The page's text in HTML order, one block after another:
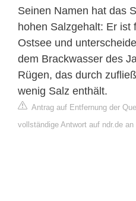
Seinen Namen hat das
hohen Salzgehalt: Er ist
Ostsee und
dem Brackwasser des
Rügen, das durch
wenig Salz enthält.
Antrag auf Entfernung der
vollständige Antwort auf ndr.de an